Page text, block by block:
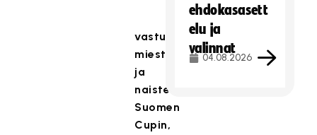
vastuualueenaan
miesten
ja
naisten
Suomen
Cupin,
ehdokasasett
elu ja
valinnat
04.08.2026